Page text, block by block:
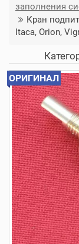
заполнения
Кран
Itaca, Orion,
ОРИГИНАЛ